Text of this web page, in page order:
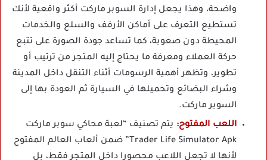
واضحة، وهذا يجعل إدارة السوبر ماركت أكثر واقعية لأنك
تستطيع التعرف على أماكن الأرفف والسلع والخدمات
المحيطة دون صعوبة، كما تساعد جودة الصورة على تتبع
حركة العملاء ومعرفة ما يحتاج إليه المتجر من ترتيب أو
تطوير، وتظهر أهمية الرسومات أثناء التنقل داخل المدينة
وشراء البضائع وتحميلها في السيارة ثم العودة بها إلى
السوبر ماركت.
اللعب المفتوح: يتم تصنيف “لعبة محاكي سوبر ماركت
Trader Life Simulator Apk” ضمن ألعاب العالم المفتوح
لأنها لا تجعل اللاعب محصورا داخل المتجر فقط، بل